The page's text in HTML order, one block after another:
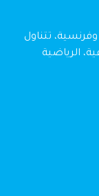
تتناول
الرياضية